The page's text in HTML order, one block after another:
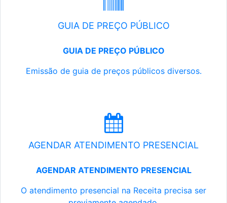
GUIA DE PREÇO PÚBLICO
GUIA DE PREÇO PÚBLICO
Emissão de guia de preços públicos diversos.
AGENDAR ATENDIMENTO PRESENCIAL
AGENDAR ATENDIMENTO PRESENCIAL
O atendimento presencial na Receita precisa ser